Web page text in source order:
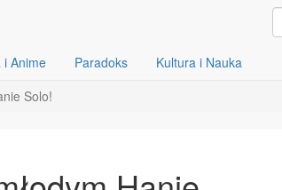
i Anime Paradoks
Kultura i Nauka
Solo!